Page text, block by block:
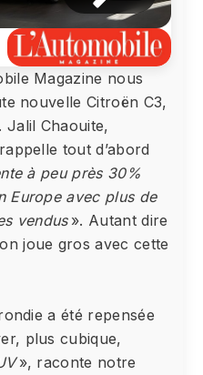
Magazine nous
nouvelle Citroën C3,
Jalil Chaouite,
tout d’abord
à peu près 30%
Europe avec plus de
vendus». Autant dire
joue gros avec cette
a été repensée
plus cubique,
», raconte notre